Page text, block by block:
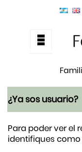
¿Ya sos usuario?
Para poder ver el
identifiques